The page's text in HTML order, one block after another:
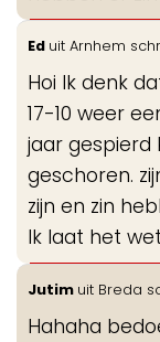
Ed uit Arnhem
Hoi Ik denk
17-10 weer
jaar gespierd
geschoren.
zijn en zin
Ik laat het
Jutim uit Breda
Hahaha